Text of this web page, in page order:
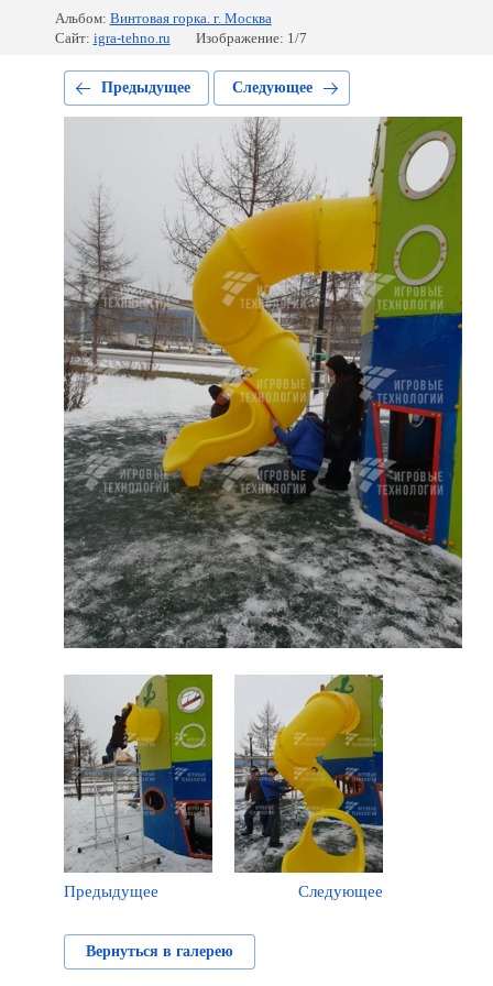
Альбом: Винтовая горка. г. Москва
Сайт: igra-tehno.ru Изображение: 1/7
Предыдущее Следующее
Предыдущее Следующее
Вернуться в галерею